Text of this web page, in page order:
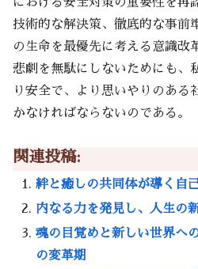
技術的な解決策、徹底的な事前
の生命を最優先に考える意識改
悲劇を無駄にしないためにも、
り安全で、より思いやりのある
かなければならないのである。
関連投稿:
絆と癒しの共同体が導く自
内なる力を発見し、人生の
魂の目覚めと新しい世界へ
の変革期